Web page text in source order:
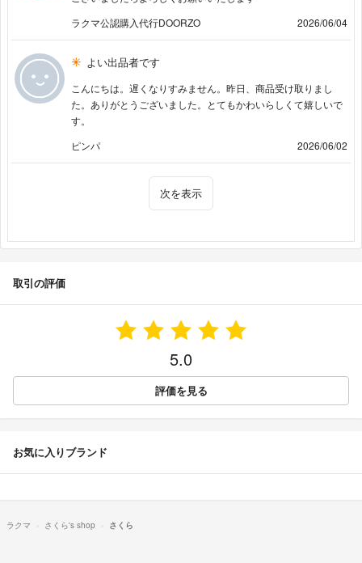
ラクマ公認購入代行DOORZO
2026/06/04
よい出品者です
こんにちは。遅くなりすみません。昨日、商品受け取りまし
た。ありがとうございました。とてもかわいらしくて嬉しいで
す。
ピンパ
2026/06/02
次を表示
取引の評価
5.0
評価を見る
お気に入りブランド
ラクマ さくら's shop さくら